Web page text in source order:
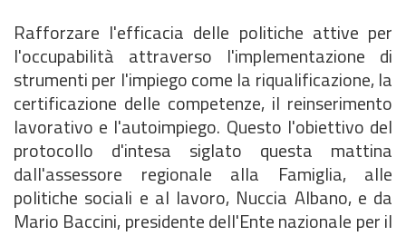
Rafforzare l'efficacia delle politiche attive per
l'occupabilità attraverso l'implementazione di
strumenti per l'impiego come la riqualificazione, la
certificazione delle competenze, il reinserimento
lavorativo e l'autoimpiego. Questo l'obiettivo del
protocollo d'intesa siglato questa mattina
dall'assessore regionale alla Famiglia, alle
politiche sociali e al lavoro, Nuccia Albano, e da
Mario Baccini, presidente dell'Ente nazionale per il